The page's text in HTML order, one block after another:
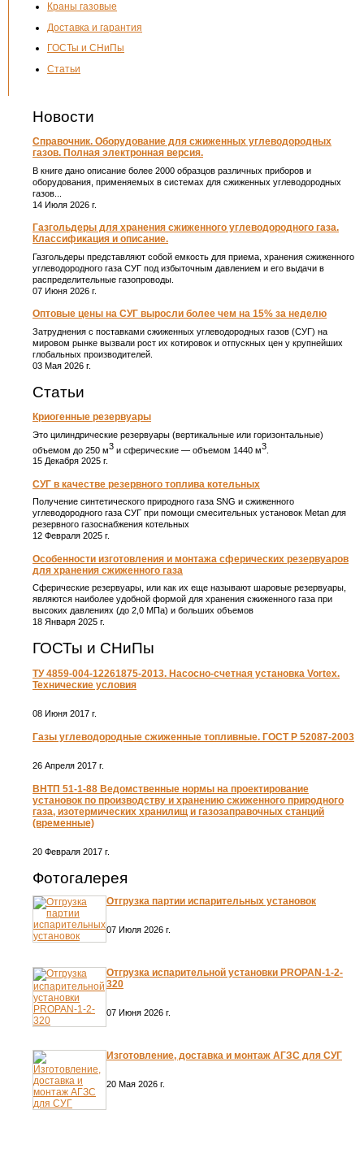
Краны газовые
Доставка и гарантия
ГОСТы и СНиПы
Статьи
Новости
Справочник. Оборудование для сжиженных углеводородных
газов. Полная электронная версия.
В книге дано описание более 2000 образцов различных приборов и
оборудования, применяемых в системах для сжиженных углеводородных
газов...
14 Июля 2026 г.
Газгольдеры для хранения сжиженного углеводородного газа.
Классификация и описание.
Газгольдеры представляют собой емкость для приема, хранения сжиженного
углеводородного газа СУГ под избыточным давлением и его выдачи в
распределительные газопроводы.
07 Июня 2026 г.
Оптовые цены на СУГ выросли более чем на 15% за неделю
Затруднения с поставками сжиженных углеводородных газов (СУГ) на
мировом рынке вызвали рост их котировок и отпускных цен у крупнейших
глобальных производителей.
03 Мая 2026 г.
Статьи
Криогенные резервуары
Это цилиндрические резервуары (вертикальные или горизонтальные)
объемом до 250 м3 и сферические ― объемом 1440 м3
15 Декабря 2025 г.
СУГ в качестве резервного топлива котельных
Получение синтетического природного газа SNG и сжиженного
углеводородного газа СУГ при помощи смесительных установок Metan для
резервного газоснабжения котельных
12 Февраля 2025 г.
Особенности изготовления и монтажа сферических резервуаров
для хранения сжиженного газа
Сферические резервуары, или как их еще называют шаровые резервуары,
являются наиболее удобной формой для хранения сжиженного газа при
высоких давлениях (до 2,0 МПа) и больших объемов
18 Января 2025 г.
ГОСТы и СНиПы
ТУ 4859-004-12261875-2013. Насосно-счетная установка Vortex.
Технические условия
08 Июня 2017 г.
Газы углеводородные сжиженные топливные. ГОСТ Р 52087-2003
26 Апреля 2017 г.
ВНТП 51-1-88 Ведомственные нормы на проектирование
установок по производству и хранению сжиженного природного
газа, изотермических хранилищ и газозаправочных станций
(временные)
20 Февраля 2017 г.
Фотогалерея
Отгрузка партии испарительных установок
07 Июля 2026 г.
Отгрузка испарительной установки PROPAN-1-2-
320
07 Июня 2026 г.
Изготовление, доставка и монтаж АГЗС для СУГ
20 Мая 2026 г.